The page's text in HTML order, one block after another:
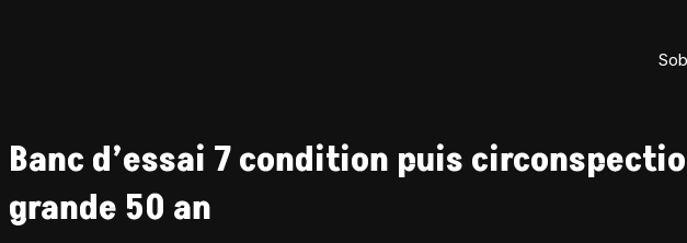
Banc d’essai 7 condition puis
grande 50 an